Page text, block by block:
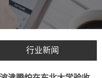
行业新闻